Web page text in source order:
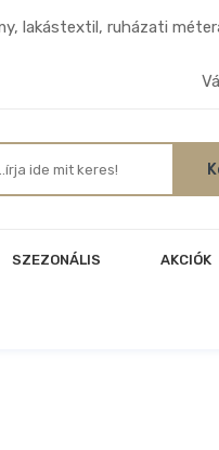
lakástextil, ruházati
SZEZONÁLIS AKCIÓK